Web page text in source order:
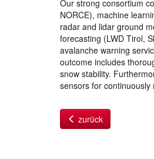
Our strong consortium
NORCE), machine
radar and lidar ground
forecasting (LWD Tirol,
avalanche warning
outcome includes
snow stability.
sensors for
zurück